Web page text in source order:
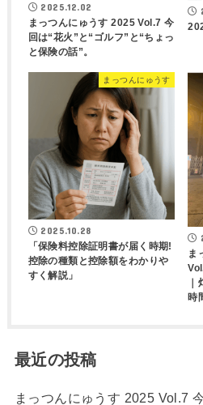
2025.12.02
まっつんにゅうす 2025 Vol.7 今
回は“花火”と“ゴルフ”と“ちょっ
と保険の話”。
まっつんにゅうす
2025.10.28
「保険料控除証明書が届く時期!
控除の種類と控除額をわかりや
すく解説」
ま
時
最近の投稿
まっつんにゅうす 2025 Vol.7